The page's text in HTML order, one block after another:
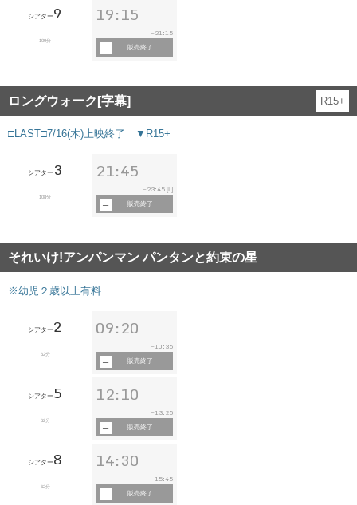
シアター9
109分
19:15
~ 21:15
販売終了
ロングウォーク[字幕] R15+
□LAST□7/16(木)上映終了 ▼R15+
シアター 3
108分
21:45
~ 23:45 [L]
販売終了
それいけ!アンパンマン パンタンと約束の星
※幼児２歳以上有料
シアター2
62分
09:20
~10:35
販売終了
シアター5
62分
12:10
~13:25
販売終了
シアター8
62分
14:30
~15:45
販売終了